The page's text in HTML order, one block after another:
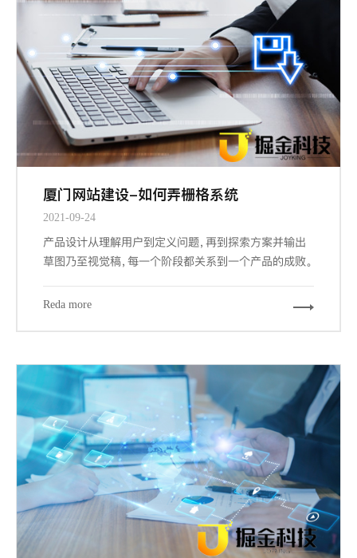
厦门网站建设-如何弄栅格系统
2021-09-24
产品设计从理解用户到定义问题，再到探索方案并输出
草图乃至视觉稿，每一个阶段都关系到一个产品的成败。
阶段，也是最大程度占据我们工作场景的内容。其中关键
Reda more